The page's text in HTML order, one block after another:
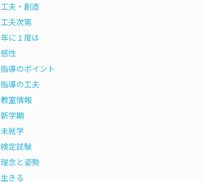
工夫・創造
工夫次第
年に１度は
感性
指導のポイント
指導の工夫
教室情報
新学期
未就学
検定試験
理念と姿勢
生きる